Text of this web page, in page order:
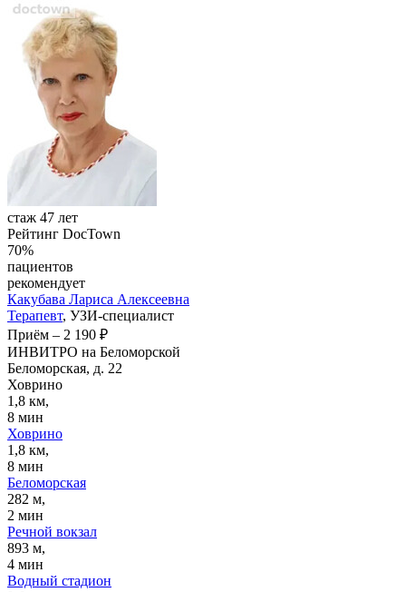
стаж 47 лет
Рейтинг DocTown
70%
пациентов
рекомендует
Какубава Лариса Алексеевна
Терапевт, УЗИ-специалист
Приём – 2 190 ₽
ИНВИТРО на Беломорской
Беломорская, д. 22
Ховрино
1,8 км,
8 мин
Ховрино
1,8 км,
8 мин
Беломорская
282 м,
2 мин
Речной вокзал
893 м,
4 мин
Водный стадион